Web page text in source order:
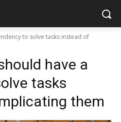
to solve tasks instead of
have a
tasks
them